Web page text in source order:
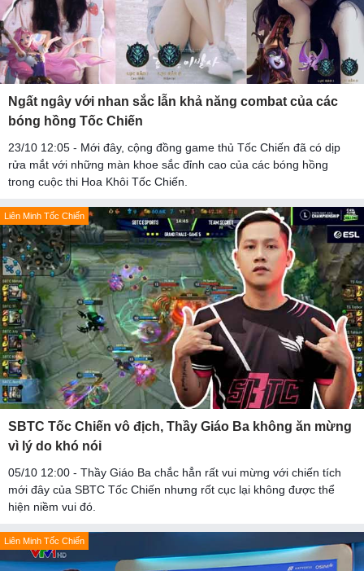
Ngất ngây với nhan sắc lẫn khả năng combat của các
bóng hồng Tốc Chiến
23/10 12:05 - Mới đây, cộng đồng game thủ Tốc Chiến đã có dịp
rửa mắt với những màn khoe sắc đỉnh cao của các bóng hồng
trong cuộc thi Hoa Khôi Tốc Chiến.
Liên Minh Tốc Chiến
SBTC Tốc Chiến vô địch, Thầy Giáo Ba không ăn mừng
vì lý do khó nói
05/10 12:00 - Thầy Giáo Ba chắc hẳn rất vui mừng với chiến tích
mới đây của SBTC Tốc Chiến nhưng rốt cục lại không được thể
hiện niềm vui đó.
Liên Minh Tốc Chiến